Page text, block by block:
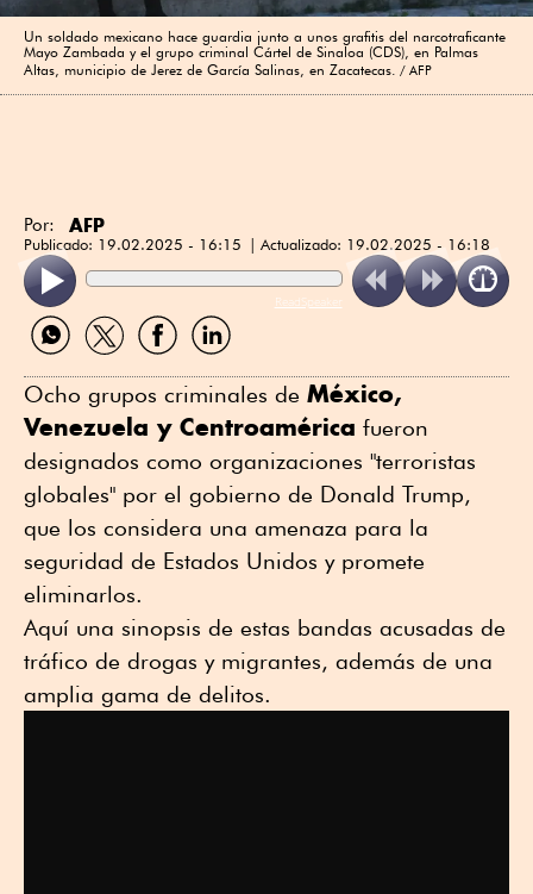
Un soldado mexicano hace guardia junto a unos grafitis del narcotraficante
Mayo Zambada y el grupo criminal Cártel de Sinaloa (CDS), en Palmas
Altas, municipio de Jerez de García Salinas, en Zacatecas.
AFP
Por: AFP
Publicado: 19.02.2025 - 16:15 Actualizado: 19.02.2025 - 16:18
ReadSpeaker
Compartir
por
Compartir
por
Compartir
por
Compartir
por
Ocho grupos criminales de México,
Venezuela y Centroamérica fueron
designados como organizaciones "terroristas
globales" por el gobierno de Donald Trump,
que los considera una amenaza para la
seguridad de Estados Unidos y promete
eliminarlos.
Aquí una sinopsis de estas bandas acusadas de
tráfico de drogas y migrantes, además de una
amplia gama de delitos.